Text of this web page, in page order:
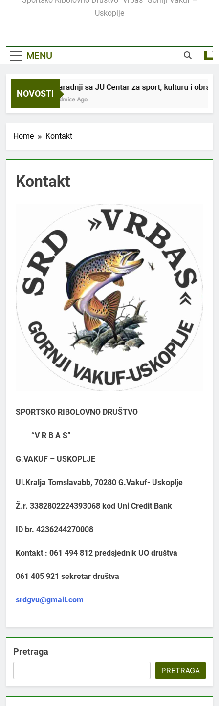
Uskoplje
MENU
NOVOSTI
U saradnji sa JU Centar za sport, kulturu i
3 Sedmice Ago
Home Kontakt
Kontakt
SPORTSKO RIBOLOVNO DRUŠTVO
“V R B A S”
G.VAKUF – USKOPLJE
Ul.Kralja Tomslavabb, 70280 G.Vakuf- Uskoplje
Ž.r. 3382802224393068 kod Uni Credit Bank
ID br. 4236244270008
Kontakt : 061 494 812 predsjednik UO društva
061 405 921 sekretar društva
srdgvu@gmail.com
Pretraga
PRETRAGA